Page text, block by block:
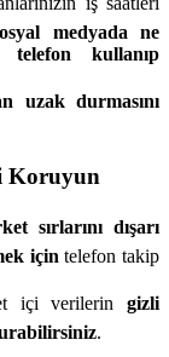
medyada ne
kullanıp
uzak durmasını
Koruyun
sırlarını dışarı
için telefon takip
içi verilerin gizli
.